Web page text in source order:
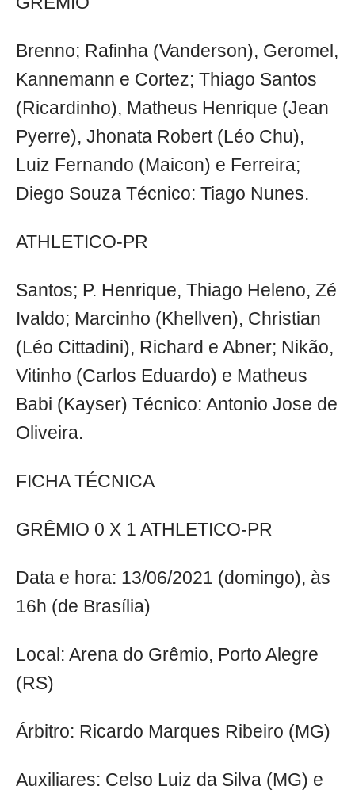
Brenno; Rafinha (Vanderson), Geromel,
Kannemann e Cortez; Thiago Santos
(Ricardinho), Matheus Henrique (Jean
Pyerre), Jhonata Robert (Léo Chu),
Luiz Fernando (Maicon) e Ferreira;
Diego Souza Técnico: Tiago Nunes.
ATHLETICO-PR
Santos; P. Henrique, Thiago Heleno, Zé
Ivaldo; Marcinho (Khellven), Christian
(Léo Cittadini), Richard e Abner; Nikão,
Vitinho (Carlos Eduardo) e Matheus
Babi (Kayser) Técnico: Antonio Jose de
Oliveira.
FICHA TÉCNICA
GRÊMIO 0 X 1 ATHLETICO-PR
Data e hora: 13/06/2021 (domingo), às
16h (de Brasília)
Local: Arena do Grêmio, Porto Alegre
(RS)
Árbitro: Ricardo Marques Ribeiro (MG)
Auxiliares: Celso Luiz da Silva (MG) e